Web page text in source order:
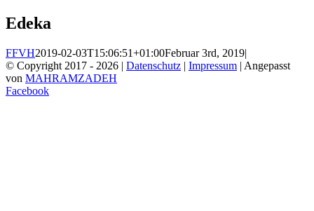
Edeka
FFVH2019-02-03T15:06:51+01:00Februar 3rd, 2019|
© Copyright 2017 - 2026 | Datenschutz | Impressum | Angepasst
von MAHRAMZADEH
Facebook